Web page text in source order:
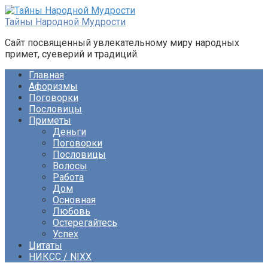
Перейти
к
Тайны Народной Мудрости
Сайт посвященный увлекательному миру народных
примет, суеверий и традиций.
Главная
Афоризмы
Поговорки
Пословицы
Приметы
Деньги
Поговорки
Пословицы
Волосы
Работа
Дом
Основная
Любовь
Остерегайтесь
Успех
Цитаты
НИКСС / NIXX